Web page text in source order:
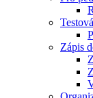
Zápis